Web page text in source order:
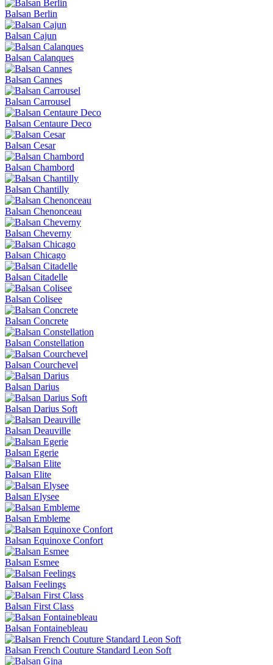
Balsan Berlin
Balsan Cajun
Balsan Calanques
Balsan Cannes
Balsan Carrousel
Balsan Centaure Deco
Balsan Cesar
Balsan Chambord
Balsan Chantilly
Balsan Chenonceau
Balsan Cheverny
Balsan Chicago
Balsan Citadelle
Balsan Colisee
Balsan Concrete
Balsan Constellation
Balsan Courchevel
Balsan Darius
Balsan Darius Soft
Balsan Deauville
Balsan Egerie
Balsan Elite
Balsan Elysee
Balsan Embleme
Balsan Equinoxe Confort
Balsan Esmee
Balsan Feelings
Balsan First Class
Balsan Fontainebleau
Balsan French Couture Standard Leon Soft